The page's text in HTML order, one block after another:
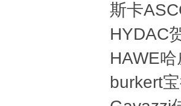
斯卡
HYDAC
HAWE
burkert